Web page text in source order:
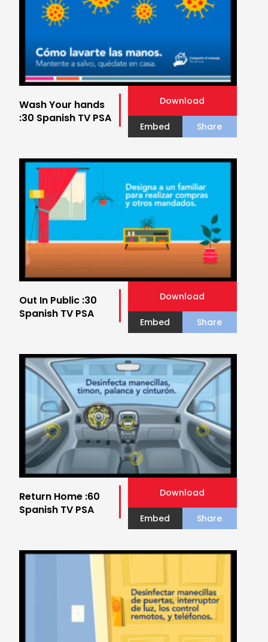
Wash Your hands
:30 Spanish TV PSA
Download
Embed Share
Out In Public :30
Spanish TV PSA
Download
Embed Share
Return Home :60
Spanish TV PSA
Download
Embed Share